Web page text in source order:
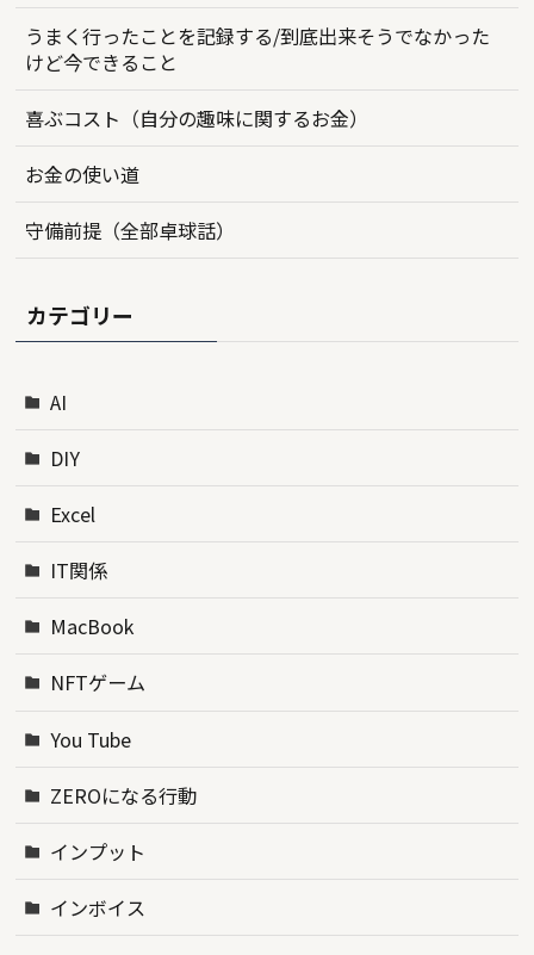
うまく行ったことを記録する/到底出来そうでなかった
けど今できること
喜ぶコスト（自分の趣味に関するお金）
お金の使い道
守備前提（全部卓球話）
カテゴリー
AI
DIY
Excel
IT関係
MacBook
NFTゲーム
You Tube
ZEROになる行動
インプット
インボイス